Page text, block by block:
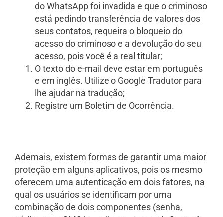
do WhatsApp foi invadida e que o criminoso
está pedindo transferência de valores dos
seus contatos, requeira o bloqueio do
acesso do criminoso e a devolução do seu
acesso, pois você é a real titular;
O texto do e-mail deve estar em português
e em inglês. Utilize o Google Tradutor para
lhe ajudar na tradução;
Registre um Boletim de Ocorrência.
Ademais, existem formas de garantir uma maior
proteção em alguns aplicativos, pois os mesmo
oferecem uma autenticação em dois fatores, na
qual os usuários se identificam por uma
combinação de dois componentes (senha,